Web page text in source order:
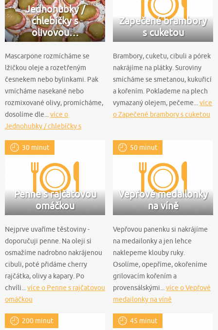
Jednohubky /
chlebíčky s
olivovou…
Mascarpone rozmícháme se
lžičkou oleje a rozetřeným
česnekem nebo bylinkami. Pak
vmícháme nasekané nebo
rozmixované olivy, promícháme,
dosolíme dle... více o
Jednohubky / chlebíčky s
Zapečené brambory
s cuketou
Brambory, cuketu, cibuli a pórek
nakrájíme na plátky. Suroviny
smícháme se smetanou, kukuřicí
a kořením. Poklademe na plech
vymazaný olejem, pečeme... více
o Zapečené brambory s cuketou
30 minut
Penne s rajčatovou
omáčkou
Nejprve uvaříme těstoviny -
doporučuji penne. Na oleji si
osmažíme nadrobno nakrájenou
cibuli, poté přidáme cherry
rajčátka, olivy a kapary. Po
chvíli... více o Penne s rajčatovou
omáčkou
50 minut
Vepřové medailonky
na víně
Vepřovou panenku si nakrájíme
na medailonky a jen lehce
naklepeme klouby ruky.
Osolíme, opepříme, okořeníme
grilovacím kořením a
provensálskými... více o Vepřové
medailonky na víně
200 minut 45 minut